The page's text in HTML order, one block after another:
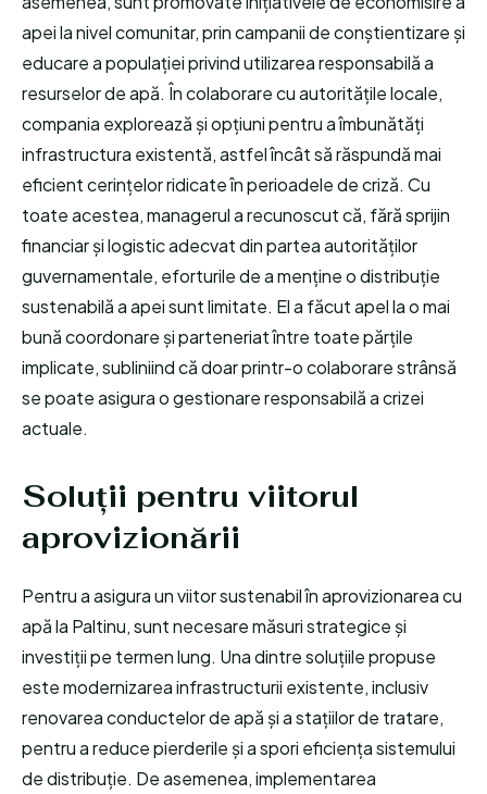
apei la nivel comunitar, prin campanii de conștientizare și
educare a populației privind utilizarea responsabilă a
resurselor de apă. În colaborare cu autoritățile locale,
compania explorează și opțiuni pentru a îmbunătăți
infrastructura existentă, astfel încât să răspundă mai
eficient cerințelor ridicate în perioadele de criză. Cu
toate acestea, managerul a recunoscut că, fără sprijin
financiar și logistic adecvat din partea autorităților
guvernamentale, eforturile de a menține o distribuție
sustenabilă a apei sunt limitate. El a făcut apel la o mai
bună coordonare și parteneriat între toate părțile
implicate, subliniind că doar printr-o colaborare strânsă
se poate asigura o gestionare responsabilă a crizei
actuale.
Soluții pentru viitorul
aprovizionării
Pentru a asigura un viitor sustenabil în aprovizionarea cu
apă la Paltinu, sunt necesare măsuri strategice și
investiții pe termen lung. Una dintre soluțiile propuse
este modernizarea infrastructurii existente, inclusiv
renovarea conductelor de apă și a stațiilor de tratare,
pentru a reduce pierderile și a spori eficiența sistemului
de distribuție. De asemenea, implementarea